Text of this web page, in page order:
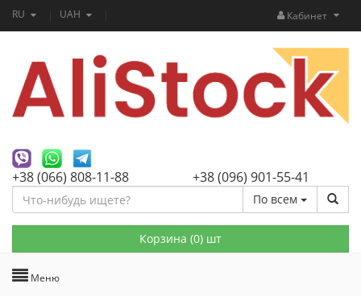
RU UAH Кабинет
+38 (066) 808-11-88 +38 (096) 901-55-41
По всем
Корзина (0) шт
Меню